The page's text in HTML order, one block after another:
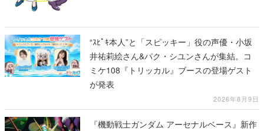
“ｽﾋﾟｷ本人”と「スピッキー」役の声優・小坂
井祐莉絵さん&パク・シユンさんが集結。コ
ミケ108『トリッカル』ブースの登場ゲスト
が発表
2026年8月9日
『機動戦士ガンダム アーセナルベース』新作